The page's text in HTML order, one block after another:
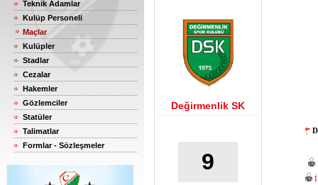
Teknik Adamlar
Kulüp Personeli
Maçlar
Kulüpler
Stadlar
Cezalar
Hakemler
Gözlemciler
Statüler
Talimatlar
Formlar - Sözleşmeler
Değirmenlik SK
9